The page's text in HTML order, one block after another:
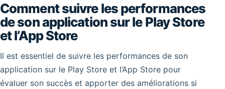
Comment suivre les performances
de son application sur le Play Store
et l’App Store
Il est essentiel de suivre les performances de son
application sur le Play Store et l’App Store pour
évaluer son succès et apporter des améliorations si